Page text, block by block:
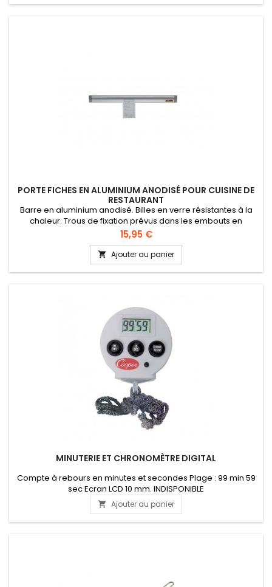
PORTE FICHES EN ALUMINIUM ANODISÉ POUR CUISINE DE
RESTAURANT
Barre en aluminium anodisé. Billes en verre résistantes à la
chaleur. Trous de fixation prévus dans les embouts en
matière synthétique. Longueur de 305 à 1524 mm
Prix
15,95 €
 Ajouter au panier
MINUTERIE ET CHRONOMÈTRE DIGITAL
Compte à rebours en minutes et secondes Plage : 99 min 59
sec Ecran LCD 10 mm. INDISPONIBLE
 Ajouter au panier